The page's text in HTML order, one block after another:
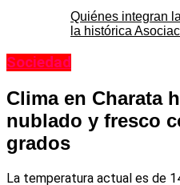
Quiénes integran
la histórica
Sociedad
Clima en Charata
nublado y fresco
grados
La temperatura actual es de